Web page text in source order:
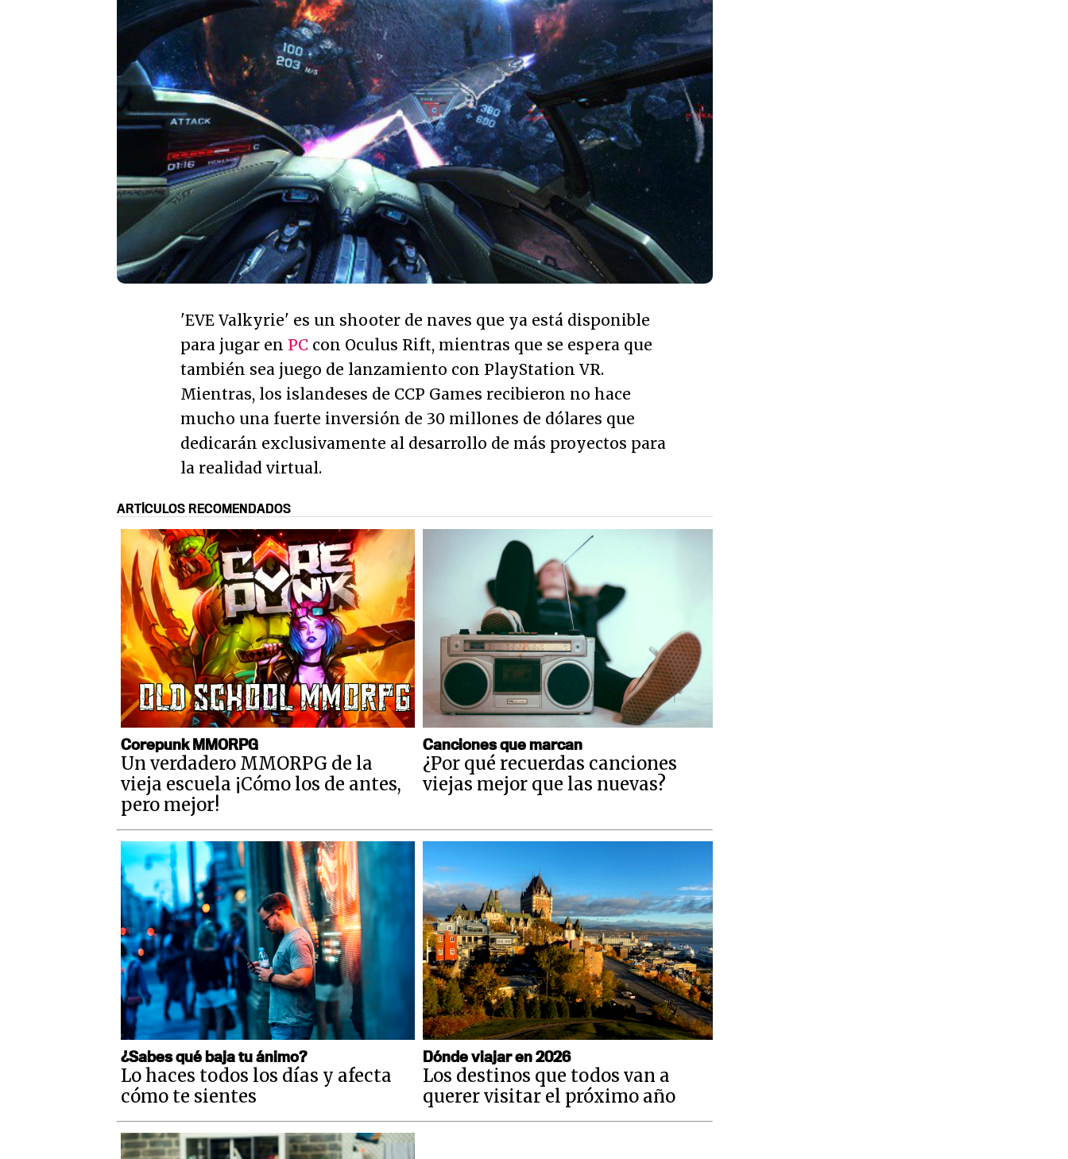
'EVE Valkyrie' es un shooter de naves que ya está disponible
para jugar en PC con Oculus Rift, mientras que se espera que
también sea juego de lanzamiento con PlayStation VR.
Mientras, los islandeses de CCP Games recibieron no hace
mucho una fuerte inversión de 30 millones de dólares que
dedicarán exclusivamente al desarrollo de más proyectos para
la realidad virtual.
ARTÍCULOS RECOMENDADOS
Corepunk MMORPG
Un verdadero MMORPG de la
vieja escuela ¡Cómo los de antes,
pero mejor!
Canciones que marcan
¿Por qué recuerdas canciones
viejas mejor que las nuevas?
¿Sabes qué baja tu ánimo?
Lo haces todos los días y afecta
cómo te sientes
Dónde viajar en 2026
Los destinos que todos van a
querer visitar el próximo año